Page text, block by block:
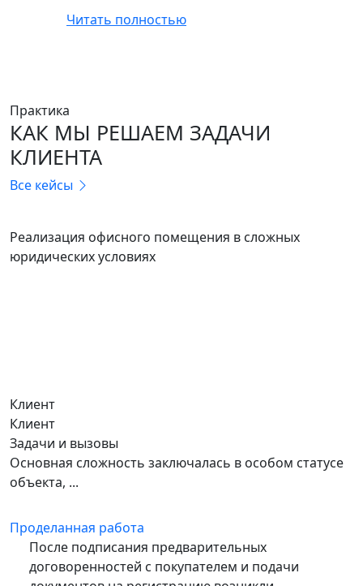
Читать полностью
Практика
КАК МЫ РЕШАЕМ ЗАДАЧИ
КЛИЕНТА
Все кейсы
Реализация офисного помещения в сложных
юридических условиях
Клиент
Клиент
Задачи и вызовы
Основная сложность заключалась в особом статусе
объекта, ...
Проделанная работа
После подписания предварительных
договоренностей с покупателем и подачи